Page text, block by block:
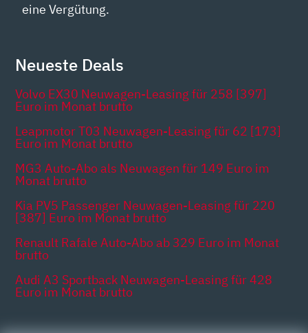
eine Vergütung.
Neueste Deals
Volvo EX30 Neuwagen-Leasing für 258 [397]
Euro im Monat brutto
Leapmotor T03 Neuwagen-Leasing für 62 [173]
Euro im Monat brutto
MG3 Auto-Abo als Neuwagen für 149 Euro im
Monat brutto
Kia PV5 Passenger Neuwagen-Leasing für 220
[387] Euro im Monat brutto
Renault Rafale Auto-Abo ab 329 Euro im Monat
brutto
Audi A3 Sportback Neuwagen-Leasing für 428
Euro im Monat brutto